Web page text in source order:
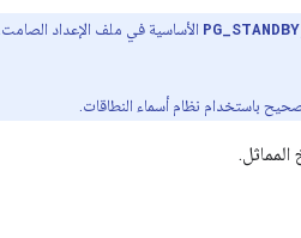
PG_STANDBY الأساسية في ملف الإعداد الصامت.